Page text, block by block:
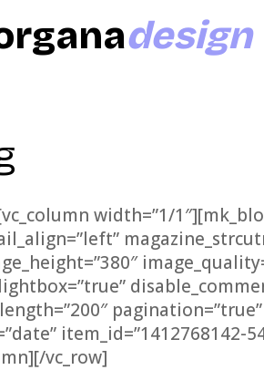
design
width=”1/
item_id=”1412768142-
vc_row]